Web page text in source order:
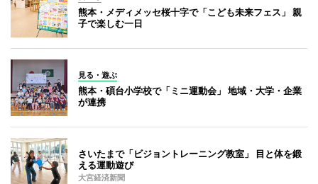
熊本・メディメッセ桜十字で「こども未来フェス」 親
子で楽しむ一日
見る・遊ぶ
熊本・碩台小学校で「ミニ運動会」 地域・大学・企業
が連携
さいたまで「ビジョントレーニング教室」 目と体を鍛
える運動遊び
大宮経済新聞